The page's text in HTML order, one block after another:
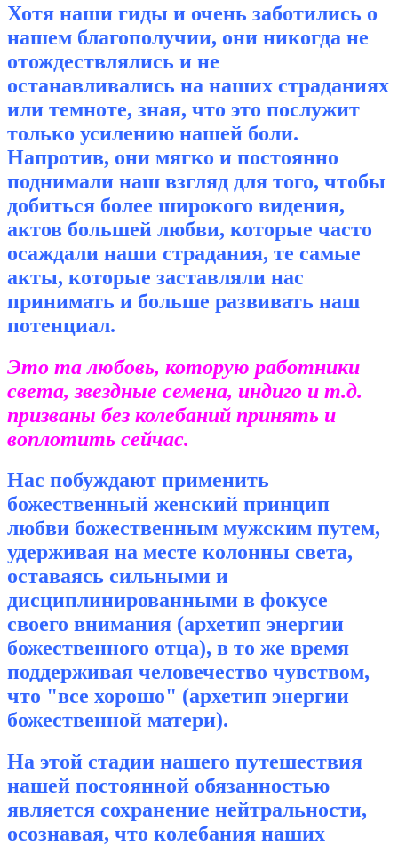
Хотя наши гиды и очень заботились о
нашем благополучии, они никогда не
отождествлялись и не
останавливались на наших страданиях
или темноте, зная, что это послужит
только усилению нашей боли.
Напротив, они мягко и постоянно
поднимали наш взгляд для того, чтобы
добиться более широкого видения,
актов большей любви, которые часто
осаждали наши страдания, те самые
акты, которые заставляли нас
принимать и больше развивать наш
потенциал.
Это та любовь, которую работники
света, звездные семена, индиго и т.д.
призваны без колебаний принять и
воплотить сейчас.
Нас побуждают применить
божественный женский принцип
любви божественным мужским путем,
удерживая на месте колонны света,
оставаясь сильными и
дисциплинированными в фокусе
своего внимания (архетип энергии
божественного отца), в то же время
поддерживая человечество чувством,
что "все хорошо" (архетип энергии
божественной матери).
На этой стадии нашего путешествия
нашей постоянной обязанностью
является сохранение нейтральности,
осознавая, что колебания наших